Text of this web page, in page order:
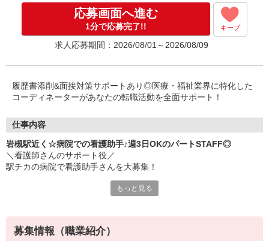
応募画面へ進む
1分で応募完了!! キープ
求人応募期間：2026/08/01～2026/08/09
履歴書添削&面接対策サポートあり◎医療・福祉業界に特化した
コーディネーターがあなたの転職活動を全面サポート！
仕事内容
岩槻駅近く☆病院での看護助手♪週3日OKのパートSTAFF◎
＼看護師さんのサポート役／
駅チカの病院で看護助手さんを大募集！
・医療器具の洗浄
・食事の配膳下膳
もっと見る
募集情報（職業紹介）